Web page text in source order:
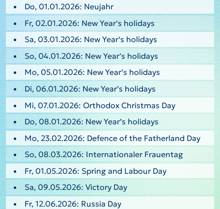
Do, 01.01.2026: Neujahr
Fr, 02.01.2026: New Year’s holidays
Sa, 03.01.2026: New Year’s holidays
So, 04.01.2026: New Year’s holidays
Mo, 05.01.2026: New Year’s holidays
Di, 06.01.2026: New Year’s holidays
Mi, 07.01.2026: Orthodox Christmas Day
Do, 08.01.2026: New Year’s holidays
Mo, 23.02.2026: Defence of the Fatherland Day
So, 08.03.2026: Internationaler Frauentag
Fr, 01.05.2026: Spring and Labour Day
Sa, 09.05.2026: Victory Day
Fr, 12.06.2026: Russia Day